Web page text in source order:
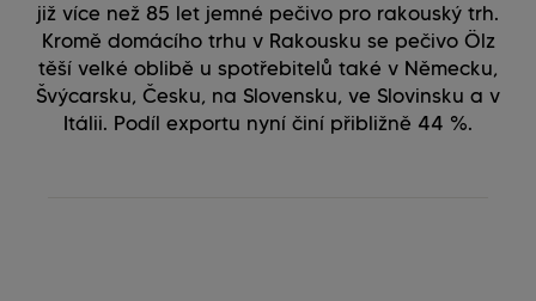
již více než 85 let jemné pečivo pro rakouský trh.
Kromě domácího trhu v Rakousku se pečivo Ölz
těší velké oblibě u spotřebitelů také v Německu,
Švýcarsku, Česku, na Slovensku, ve Slovinsku a v
Itálii. Podíl exportu nyní činí přibližně 44 %.